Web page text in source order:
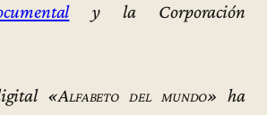
y la Corporación
«Alfabeto del mundo» ha